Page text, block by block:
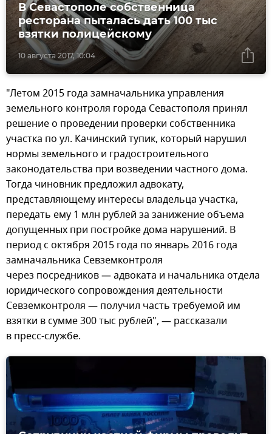
10 августа 2017, 10:04
В Севастополе собственница
ресторана пыталась дать 100 тыс
взятки полицейскому
"Летом 2015 года замначальника управления
земельного контроля города Севастополя принял
решение о проведении проверки собственника
участка по ул. Качинский тупик, который нарушил
нормы земельного и градостроительного
законодательства при возведении частного дома.
Тогда чиновник предложил адвокату,
представляющему интересы владельца участка,
передать ему 1 млн рублей за занижение объема
допущенных при постройке дома нарушений. В
период с октября 2015 года по январь 2016 года
замначальника Севземконтроля
через посредников — адвоката и начальника отдела
юридического сопровождения деятельности
Севземконтроля — получил часть требуемой им
взятки в сумме 300 тыс рублей", — рассказали
в пресс-службе.